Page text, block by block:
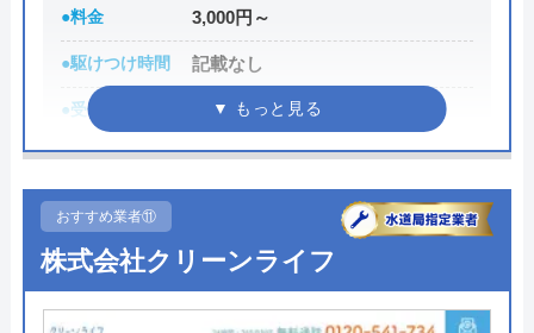
いと思います。
Googleクチコミを見る
技術品質向上にも力をいれているため安心して作業
を任せることができるでしょう。
公式サイトを見る
0120-511-511
受付時間 24時間
クラシアンの基本情報
●料金 3,000円～
●駆けつけ時間 記載なし
●受付時間 24時間
●定休日 年中無休
●累計実績 累計実績10万件以上
詳細は公式HPでご確認ください
株式会社あんしーがおすすめの理由
おすすめ業者⑪
株式会社クリーンライフ